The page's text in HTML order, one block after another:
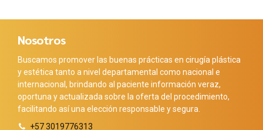
Nosotros
Buscamos promover las buenas prácticas en cirugía plástica
y estética tanto a nivel departamental como nacional e
internacional, brindando al paciente información veraz,
oportuna y actualizada sobre la oferta del procedimiento,
facilitando así una elección responsable y segura.
+57 3019776313